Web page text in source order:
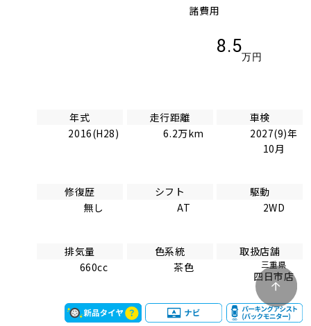
諸費用
8.5
万円
年式
2016(H28)
走行距離
6.2万km
車検
2027(9)年
10月
修復歴
無し
シフト
AT
駆動
2WD
排気量
660cc
色系統
茶色
取扱店舗
三重県
四日市店